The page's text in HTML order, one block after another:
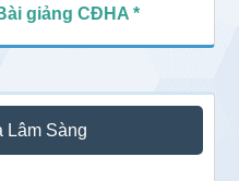
giảng CĐHA *
Lâm Sàng